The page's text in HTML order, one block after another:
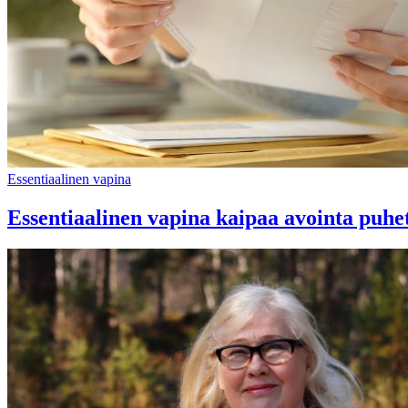
Essentiaalinen vapina
Essentiaalinen vapina kaipaa avointa